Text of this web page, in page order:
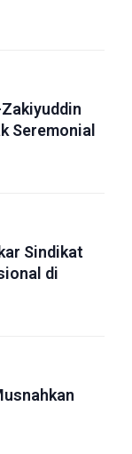
Seremonial
Sindikat
di